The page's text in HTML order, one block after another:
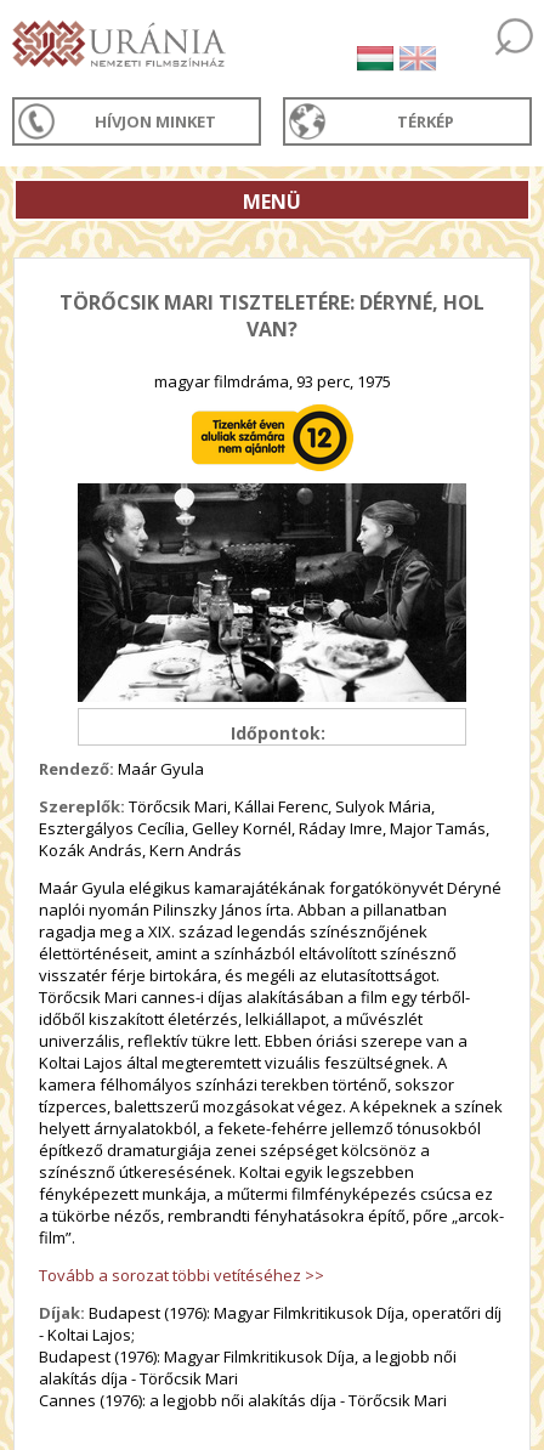
HÍVJON MINKET TÉRKÉP
MENÜ
TÖRŐCSIK MARI TISZTELETÉRE: DÉRYNÉ, HOL
VAN?
magyar filmdráma, 93 perc, 1975
Időpontok:
Rendező: Maár Gyula
Szereplők: Törőcsik Mari, Kállai Ferenc, Sulyok Mária,
Esztergályos Cecília, Gelley Kornél, Ráday Imre, Major Tamás,
Kozák András, Kern András
Maár Gyula elégikus kamarajátékának forgatókönyvét Déryné
naplói nyomán Pilinszky János írta. Abban a pillanatban
ragadja meg a XIX. század legendás színésznőjének
élettörténéseit, amint a színházból eltávolított színésznő
visszatér férje birtokára, és megéli az elutasítottságot.
Törőcsik Mari cannes-i díjas alakításában a film egy térből-
időből kiszakított életérzés, lelkiállapot, a művészlét
univerzális, reflektív tükre lett. Ebben óriási szerepe van a
Koltai Lajos által megteremtett vizuális feszültségnek. A
kamera félhomályos színházi terekben történő, sokszor
tízperces, balettszerű mozgásokat végez. A képeknek a színek
helyett árnyalatokból, a fekete-fehérre jellemző tónusokból
építkező dramaturgiája zenei szépséget kölcsönöz a
színésznő útkeresésének. Koltai egyik legszebben
fényképezett munkája, a műtermi filmfényképezés csúcsa ez
a tükörbe nézős, rembrandti fényhatásokra építő, pőre „arcok-
film”.
Tovább a sorozat többi vetítéséhez >>
Díjak: Budapest (1976): Magyar Filmkritikusok Díja, operatőri díj
- Koltai Lajos;
Budapest (1976): Magyar Filmkritikusok Díja, a legjobb női
alakítás díja - Törőcsik Mari
Cannes (1976): a legjobb női alakítás díja - Törőcsik Mari